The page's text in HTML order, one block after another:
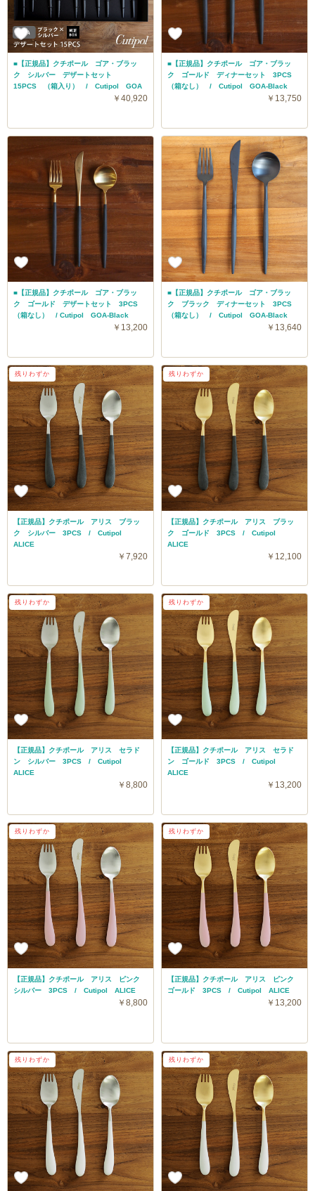
■【正規品】クチポール ゴア・ブラッ
ク シルバー デザートセット
15PCS （箱入り） / Cutipol GOA
￥40,920
■【正規品】クチポール ゴア・ブラッ
ク ゴールド ディナーセット 3PCS
（箱なし） / Cutipol GOA-Black
￥13,750
■【正規品】クチポール ゴア・ブラッ
ク ゴールド デザートセット 3PCS
（箱なし） / Cutipol GOA-Black
￥13,200
■【正規品】クチポール ゴア・ブラッ
ク ブラック ディナーセット 3PCS
（箱なし） / Cutipol GOA-Black
￥13,640
【正規品】クチポール アリス ブラッ
ク シルバー 3PCS / Cutipol
ALICE
￥7,920
残りわずか
【正規品】クチポール アリス ブラッ
ク ゴールド 3PCS / Cutipol
ALICE
￥12,100
残りわずか
【正規品】クチポール アリス セラド
ン シルバー 3PCS / Cutipol
ALICE
￥8,800
残りわずか
【正規品】クチポール アリス セラド
ン ゴールド 3PCS / Cutipol
ALICE
￥13,200
残りわずか
【正規品】クチポール アリス ピンク
シルバー 3PCS / Cutipol ALICE
￥8,800
残りわずか
【正規品】クチポール アリス ピンク
ゴールド 3PCS / Cutipol ALICE
￥13,200
残りわずか
残りわずか 残りわずか